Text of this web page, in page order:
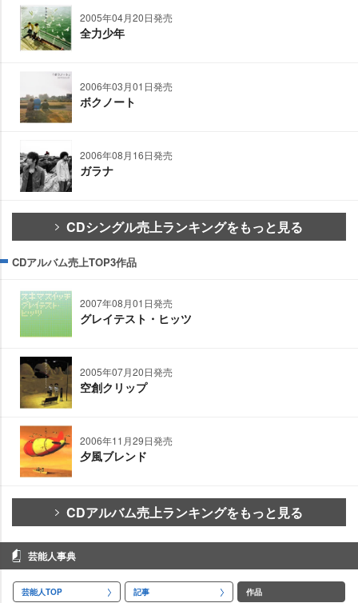
2005年04月20日発売
全力少年
2006年03月01日発売
ボクノート
2006年08月16日発売
ガラナ
CDシングル売上ランキングをもっと見る
CDアルバム売上TOP3作品
2007年08月01日発売
グレイテスト・ヒッツ
2005年07月20日発売
空創クリップ
2006年11月29日発売
夕風ブレンド
CDアルバム売上ランキングをもっと見る
芸能人事典
芸能人TOP 記事 作品